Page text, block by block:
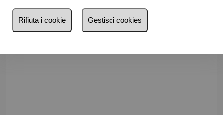
Rifiuta i cookie Gestisci cookies